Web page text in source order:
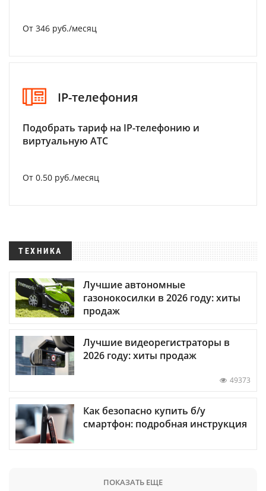
От 346 руб./месяц
IP-телефония
Подобрать тариф на IP-телефонию и
виртуальную АТС
От 0.50 руб./месяц
ТЕХНИКА
Лучшие автономные
газонокосилки в 2026 году: хиты
продаж
Лучшие видеорегистраторы в
2026 году: хиты продаж
49373
Как безопасно купить б/у
смартфон: подробная инструкция
ПОКАЗАТЬ ЕЩЕ